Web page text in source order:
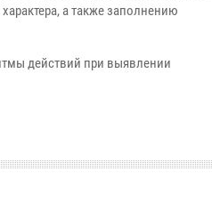
а также заполнению
действий при выявлении